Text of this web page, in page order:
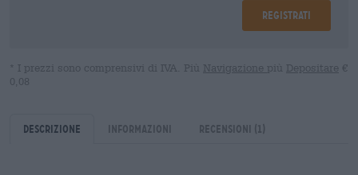
Registrati
* I prezzi sono comprensivi di IVA. Più Navigazione più Depositare €
0,08
Descrizione Informazioni Recensioni (1)